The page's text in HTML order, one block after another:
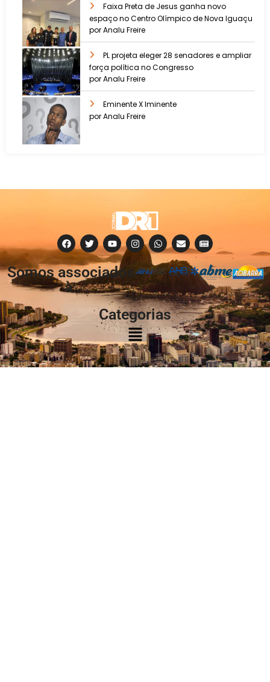
Faixa Preta de Jesus ganha novo
espaço no Centro Olímpico de Nova Iguaçu
por Analu Freire
PL projeta eleger 28 senadores e ampliar
força política no Congresso
por Analu Freire
Eminente X Iminente
por Analu Freire
Somos associados
à:
Categorias